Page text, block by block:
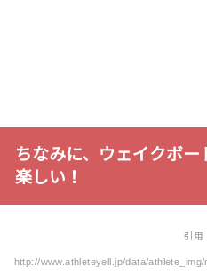
ちなみに、ウェイクボ
楽しい！
引用
http://www.athleteyell.jp/data/